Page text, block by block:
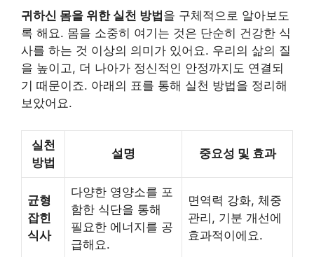
귀하신 몸을 위한 실천 방법 을 구체적으로 알아보도
록 해요. 몸을 소중히 여기는 것은 단순히 건강한 식
사를 하는 것 이상의 의미가 있어요. 우리의 삶의 질
을 높이고, 더 나아가 정신적인 안정까지도 연결되
기 때문이죠. 아래의 표를 통해 실천 방법을 정리해
보았어요.
실천
방법
설명 중요성 및 효과
균형
잡힌
식사
다양한 영양소를 포
함한 식단을 통해
필요한 에너지를 공
급해요.
면역력 강화, 체중
관리, 기분 개선에
효과적이에요.